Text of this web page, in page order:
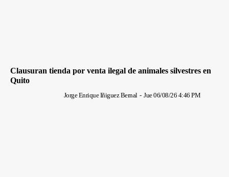
Clausuran tienda por venta ilegal de animales silvestres en
Quito
Jorge Enrique Iñiguez Bernal - Jue 06/08/26 4:46 PM